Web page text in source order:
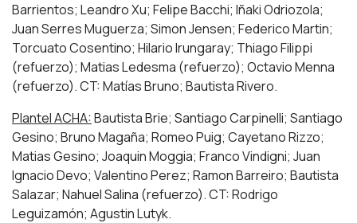
Barrientos; Leandro Xu; Felipe Bacchi; Iñaki Odriozola;
Juan Serres Muguerza; Simon Jensen; Federico Martin;
Torcuato Cosentino; Hilario Irungaray; Thiago Filippi
(refuerzo); Matias Ledesma (refuerzo); Octavio Menna
(refuerzo). CT: Matías Bruno; Bautista Rivero.
Plantel ACHA:Bautista Brie; Santiago Carpinelli; Santiago
Gesino; Bruno Magaña; Romeo Puig; Cayetano Rizzo;
Matias Gesino; Joaquin Moggia; Franco Vindigni; Juan
Ignacio Devo; Valentino Perez; Ramon Barreiro; Bautista
Salazar; Nahuel Salina (refuerzo). CT: Rodrigo
Leguizamón; Agustin Lutyk.